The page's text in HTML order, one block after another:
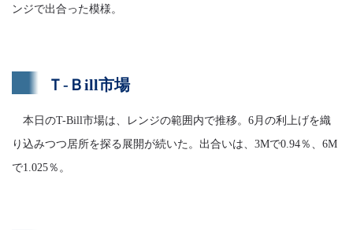
ンジで出合った模様。
Ｔ-Ｂill市場
本日のT-Bill市場は、レンジの範囲内で推移。6月の利上げを織
り込みつつ居所を探る展開が続いた。出合いは、3Mで0.94％、6M
で1.025％。